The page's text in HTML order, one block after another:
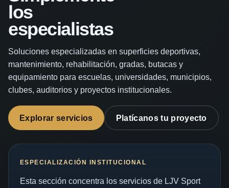
los
especialistas
Soluciones especializadas en superficies deportivas,
mantenimiento, rehabilitación, gradas, butacas y
equipamiento para escuelas, universidades, municipios,
clubes, auditorios y proyectos institucionales.
Explorar servicios Platícanos tu proyecto
ESPECIALIZACIÓN INSTITUCIONAL
Esta sección concentra los servicios de LJV Sport